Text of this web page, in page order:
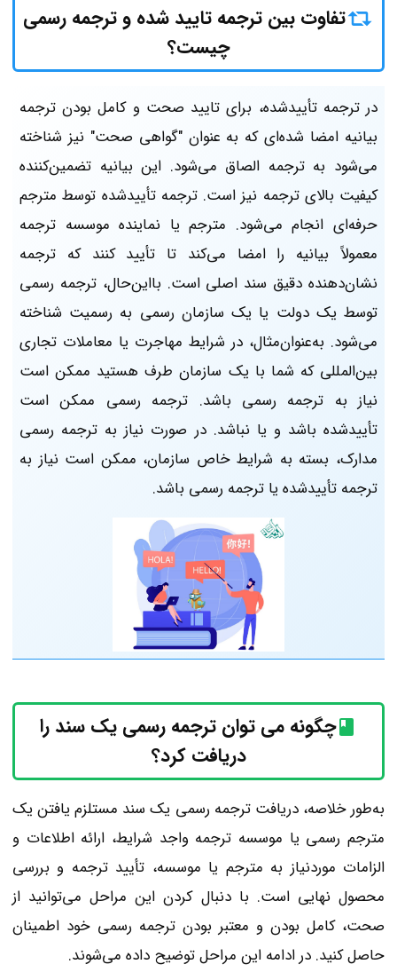
تفاوت بین ترجمه تایید شده و ترجمه رسمی
چیست؟
در ترجمه تأییدشده، برای تایید صحت و کامل بودن ترجمه
بیانیه امضا شده‌ای که به عنوان "گواهی صحت" نیز شناخته
می‌شود به ترجمه الصاق می‌شود. این بیانیه تضمین‌کننده
کیفیت بالای ترجمه نیز است. ترجمه تأییدشده توسط مترجم
حرفه‌ای انجام می‌شود. مترجم یا نماینده موسسه ترجمه
معمولاً بیانیه را امضا می‌کند تا تأیید کنند که ترجمه
نشان‌دهنده دقیق سند اصلی است. بااین‌حال، ترجمه رسمی
توسط یک دولت یا یک سازمان رسمی به رسمیت شناخته
می‌شود. به‌عنوان‌مثال، در شرایط مهاجرت یا معاملات تجاری
بین‌المللی که شما با یک سازمان طرف هستید ممکن است
نیاز به ترجمه رسمی باشد. ترجمه رسمی ممکن است
تأییدشده باشد و یا نباشد. در صورت نیاز به ترجمه رسمی
مدارک، بسته به شرایط خاص سازمان، ممکن است نیاز به
ترجمه تأییدشده یا ترجمه رسمی باشد.
چگونه می توان ترجمه رسمی یک سند را
دریافت کرد؟
به‌طور خلاصه، دریافت ترجمه رسمی یک سند مستلزم یافتن یک
مترجم رسمی یا موسسه ترجمه واجد شرایط، ارائه اطلاعات و
الزامات موردنیاز به مترجم یا موسسه، تأیید ترجمه و بررسی
محصول نهایی است. با دنبال کردن این مراحل می‌توانید از
صحت، کامل بودن و معتبر بودن ترجمه رسمی خود اطمینان
حاصل کنید. در ادامه این مراحل توضیح داده می‌شوند.